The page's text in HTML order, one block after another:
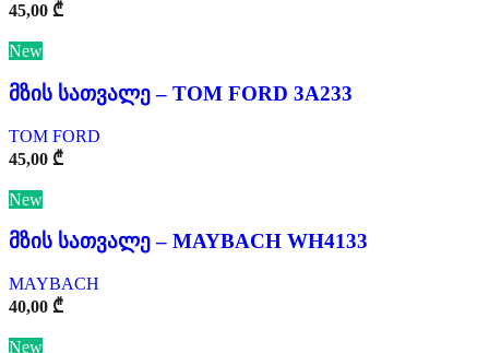
45,00 ₾
New
მზის სათვალე – TOM FORD 3A233
TOM FORD
45,00 ₾
New
მზის სათვალე – MAYBACH WH4133
MAYBACH
40,00 ₾
New